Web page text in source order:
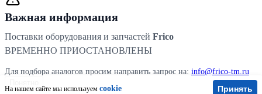
Важная информация
Поставки оборудования и запчастей Frico
ВРЕМЕННО ПРИОСТАНОВЛЕНЫ
Для подбора аналогов просим направить запрос на: info@frico-tm.ru
На нашем сайте мы используем cookie Принять